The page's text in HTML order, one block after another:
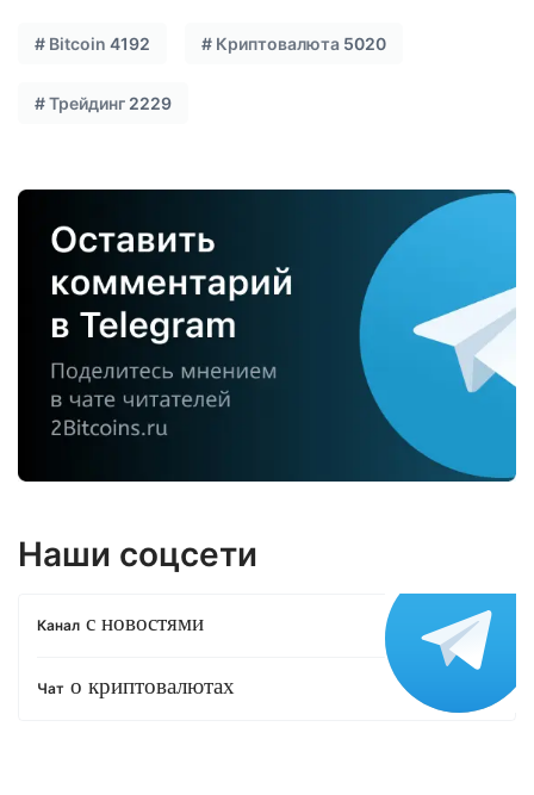
# Bitcoin 4192 # Криптовалюта 5020
#Трейдинг 2229
Наши соцсети
Канал с новостями
Чат о криптовалютах